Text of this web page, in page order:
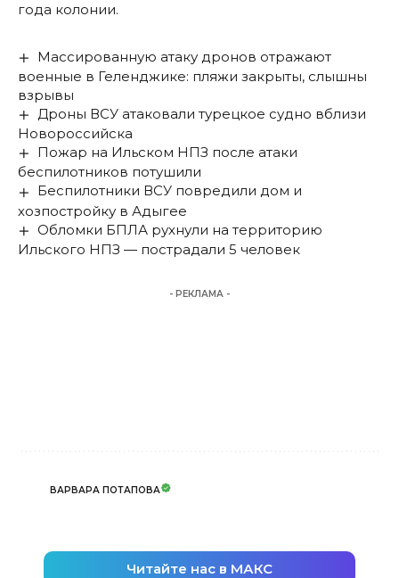
года колонии.
Массированную атаку дронов отражают
военные в Геленджике: пляжи закрыты, слышны
взрывы
Дроны ВСУ атаковали турецкое судно вблизи
Новороссийска
Пожар на Ильском НПЗ после атаки
беспилотников потушили
Беспилотники ВСУ повредили дом и
хозпостройку в Адыгее
Обломки БПЛА рухнули на территорию
Ильского НПЗ — пострадали 5 человек
- РЕКЛАМА -
ВАРВАРА ПОТАПОВА
Читайте нас в МАКС